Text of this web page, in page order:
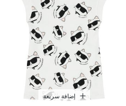
إضافة سريعة